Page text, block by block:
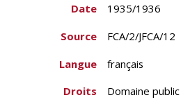
Date
1935/1936
Source
FCA/2/JFCA/12
Langue
français
Droits
Domaine public